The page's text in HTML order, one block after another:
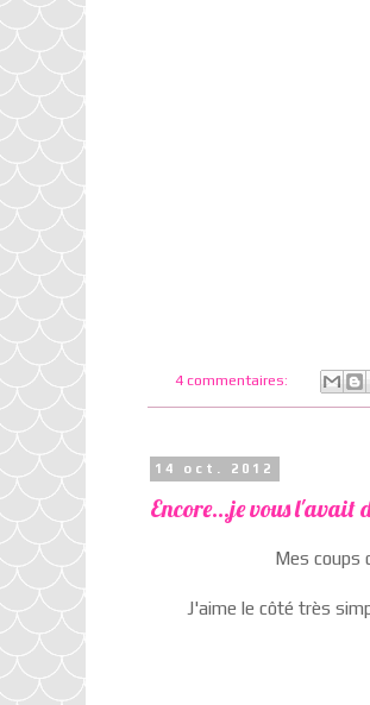
4 commentaires:
14 oct. 2012
Encore...je vous l'avait
Mes coups
J'aime le côté très